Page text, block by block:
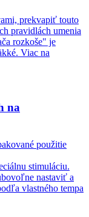
prekvapiť touto
pravidlách umenia
rozkoše" je
Viac na
na
stimuláciu.
nastaviť a
vlastného tempa